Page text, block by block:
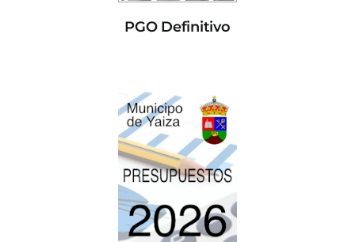
PGO Definitivo